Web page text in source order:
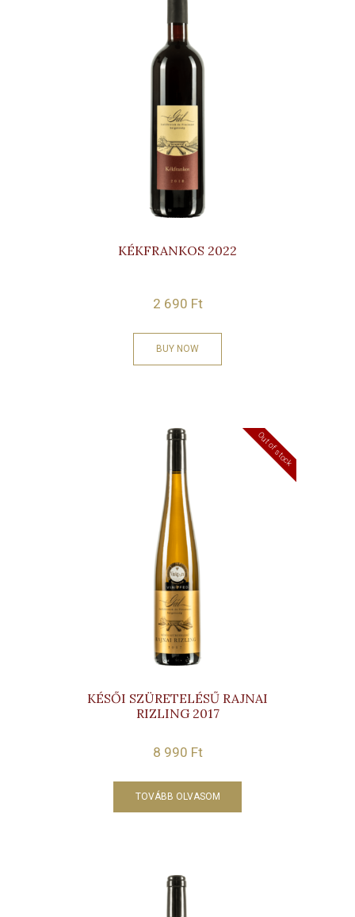
KÉKFRANKOS 2022
2 690 Ft
BUY NOW
Out of stock
KÉSŐI SZÜRETELÉSŰ RAJNAI
RIZLING 2017
8 990 Ft
TOVÁBB OLVASOM